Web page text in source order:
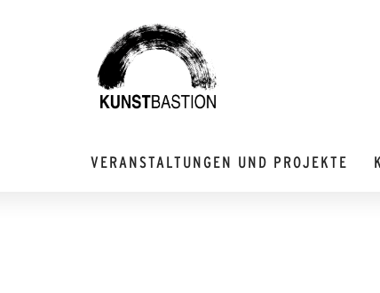
VERANSTALTUNGEN UND PROJEKTE